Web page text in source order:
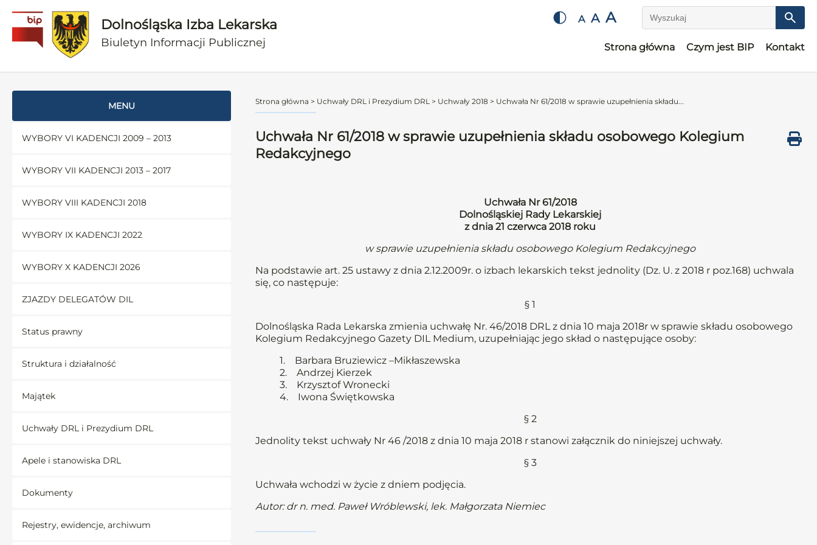
Dolnośląska Izba Lekarska
Biuletyn Informacji Publicznej
A A A Wyszukaj
Strona główna Czym jest BIP Kontakt
MENU
WYBORY VI KADENCJI 2009 – 2013
WYBORY VII KADENCJI 2013 – 2017
WYBORY VIII KADENCJI 2018
WYBORY IX KADENCJI 2022
WYBORY X KADENCJI 2026
ZJAZDY DELEGATÓW DIL
Status prawny
Struktura i działalność
Majątek
Uchwały DRL i Prezydium DRL
Apele i stanowiska DRL
Dokumenty
Rejestry, ewidencje, archiwum
Strona główna > Uchwały DRL i Prezydium DRL > Uchwały 2018 > Uchwała Nr 61/2018 w sprawie uzupełnienia składu...
Uchwała Nr 61/2018 w sprawie uzupełnienia składu osobowego Kolegium
Redakcyjnego
Uchwała Nr 61/2018
Dolnośląskiej Rady Lekarskiej
z dnia 21 czerwca 2018 roku
w sprawie uzupełnienia składu osobowego Kolegium Redakcyjnego
Na podstawie art. 25 ustawy z dnia 2.12.2009r. o izbach lekarskich tekst jednolity (Dz. U. z 2018 r poz.168) uchwala
się, co następuje:
§ 1
Dolnośląska Rada Lekarska zmienia uchwałę Nr. 46/2018 DRL z dnia 10 maja 2018r w sprawie składu osobowego
Kolegium Redakcyjnego Gazety DIL Medium, uzupełniając jego skład o następujące osoby:
1. Barbara Bruziewicz –Mikłaszewska
2. Andrzej Kierzek
3. Krzysztof Wronecki
4. Iwona Świętkowska
§ 2
Jednolity tekst uchwały Nr 46 /2018 z dnia 10 maja 2018 r stanowi załącznik do niniejszej uchwały.
§ 3
Uchwała wchodzi w życie z dniem podjęcia.
Autor: dr n. med. Paweł Wróblewski, lek. Małgorzata Niemiec